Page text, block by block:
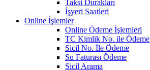
Taksi Durakları
İşyeri Saatleri
Online İşlemler
Online Ödeme İşlemleri
TC Kimlik No. ile Ödeme
Sicil No. İle Ödeme
Su Faturası Ödeme
Sicil Arama